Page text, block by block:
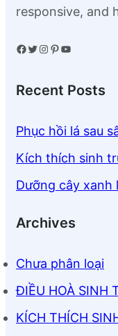
responsive, and
Facebook Twitter Instagram Pinterest YouTube
Recent Posts
Phục hồi lá sau
Kích thích sinh
Dưỡng cây xanh
Archives
Chưa phân loại
ĐIỀU HOÀ SINH
KÍCH THÍCH